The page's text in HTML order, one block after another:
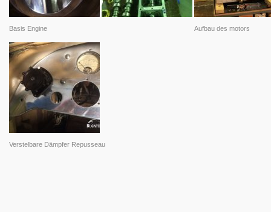
Basis Engine Aufbau des motors
Verstelbare Dämpfer Repusseau